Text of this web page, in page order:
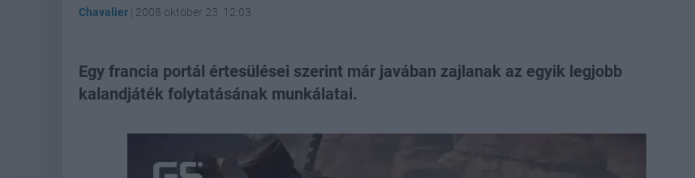
Chavalier | 2008 október 23. 12:03
Egy francia portál értesülései szerint már javában zajlanak az egyik legjobb
kalandjáték folytatásának munkálatai.